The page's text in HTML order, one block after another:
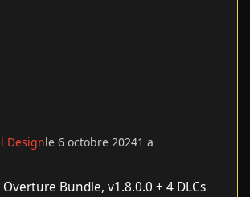
Designle 6 octobre 20241 a
Overture Bundle, v1.8.0.0 + 4 DLCs